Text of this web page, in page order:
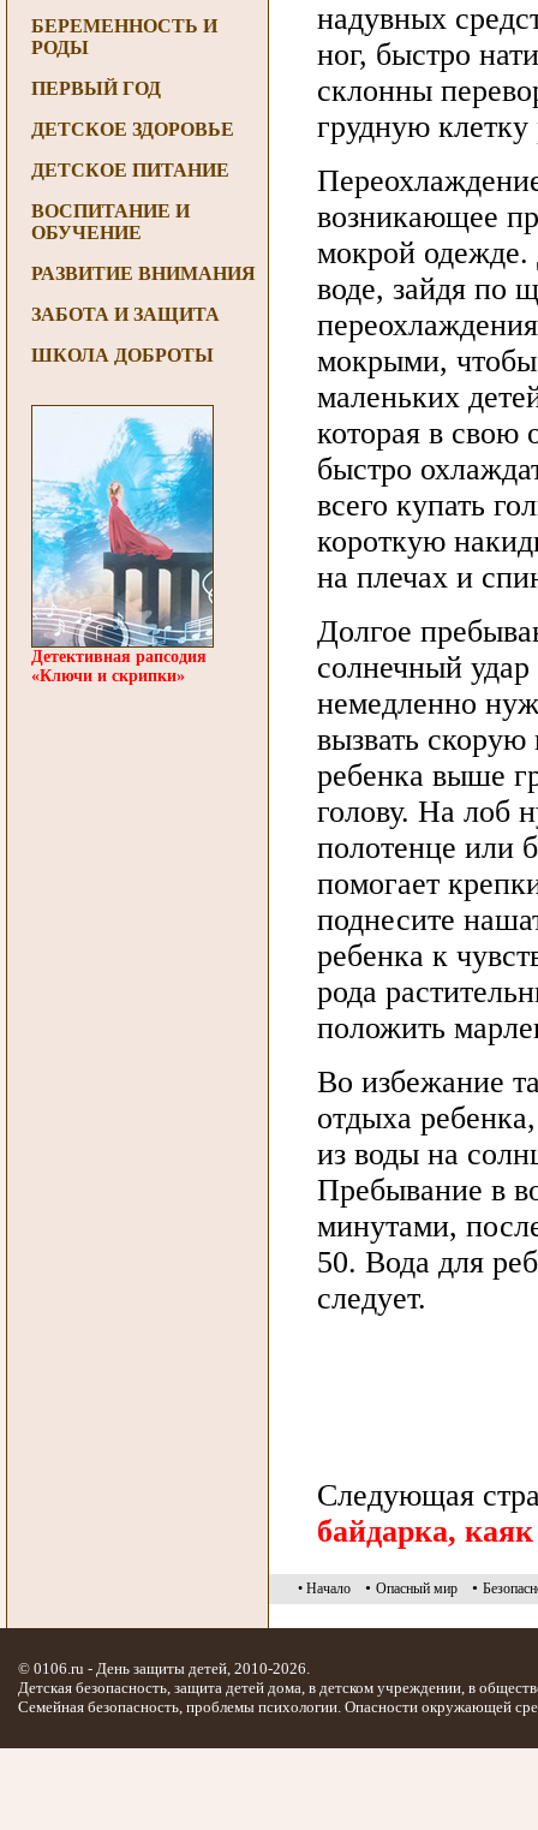
БЕРЕМЕННОСТЬ И
РОДЫ
ПЕРВЫЙ ГОД
ДЕТСКОЕ ЗДОРОВЬЕ
ДЕТСКОЕ ПИТАНИЕ
ВОСПИТАНИЕ И
ОБУЧЕНИЕ
РАЗВИТИЕ ВНИМАНИЯ
ЗАБОТА И ЗАЩИТА
ШКОЛА ДОБРОТЫ
Детективная рапсодия
«Ключи и скрипки»
надувных
ног, быстро
склонны
грудную клетку
возникающее
мокрой одежде.
воде, зайдя по
мокрыми,
маленьких
которая в свою
быстро
всего купать
короткую
на плечах и
Долгое
солнечный
немедленно
вызвать
ребенка выше
голову. На лоб
полотенце или
помогает
поднесите
ребенка к
рода
положить
Во избежание
отдыха
из воды на
Пребывание в
минутами,
50. Вода для
следует.
Следующая
байдарка, каяк
• Начало • Опасный мир •
© 0106.ru - День защиты детей, 2010-2026.
Детская безопасность, защита детей дома, в детском учреждении, в
Семейная безопасность, проблемы психологии. Опасности окружающей